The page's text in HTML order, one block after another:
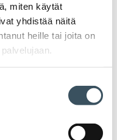
miten käytät
yhdistää näitä
heille tai joita on
digitalisaatio